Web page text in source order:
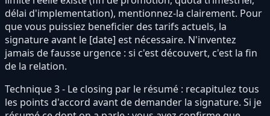
délai d'implementation), mentionnez-la clairement. Pour
que vous puissiez beneficier des tarifs actuels, la
signature avant le [date] est nécessaire. N'inventez
jamais de fausse urgence : si c'est découvert, c'est la fin
de la relation.
Technique 3 - Le closing par le résumé : recapitulez tous
les points d'accord avant de demander la signature. Si je